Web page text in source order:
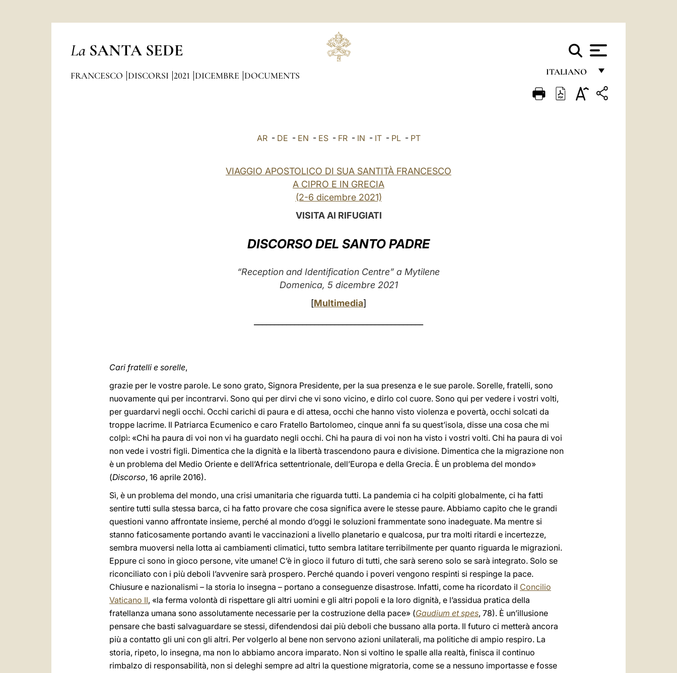
La SANTA SEDE
ITALIANO
FRANÇAIS
FRANCESCO DISCORSI 2021 DICEMBRE DOCUMENTS
AR- DE - EN - ES- FR- IN - IT- PL- PT
VIAGGIO APOSTOLICO DI SUA SANTITÀ FRANCESCO
A CIPRO E IN GRECIA
(2-6 dicembre 2021)
VISITA AI RIFUGIATI
DISCORSO DEL SANTO PADRE
“Reception and Identification Centre” a Mytilene
Domenica, 5 dicembre 2021
[Multimedia]
Cari fratelli e sorelle,
grazie per le vostre parole. Le sono grato, Signora Presidente, per la sua presenza e le sue parole. Sorelle, fratelli, sono
nuovamente qui per incontrarvi. Sono qui per dirvi che vi sono vicino, e dirlo col cuore. Sono qui per vedere i vostri volti,
per guardarvi negli occhi. Occhi carichi di paura e di attesa, occhi che hanno visto violenza e povertà, occhi solcati da
troppe lacrime. Il Patriarca Ecumenico e caro Fratello Bartolomeo, cinque anni fa su quest’isola, disse una cosa che mi
colpì: «Chi ha paura di voi non vi ha guardato negli occhi. Chi ha paura di voi non ha visto i vostri volti. Chi ha paura di voi
non vede i vostri figli. Dimentica che la dignità e la libertà trascendono paura e divisione. Dimentica che la migrazione non
è un problema del Medio Oriente e dell’Africa settentrionale, dell’Europa e della Grecia. È un problema del mondo»
(Discorso, 16 aprile 2016).
Sì, è un problema del mondo, una crisi umanitaria che riguarda tutti. La pandemia ci ha colpiti globalmente, ci ha fatti
sentire tutti sulla stessa barca, ci ha fatto provare che cosa significa avere le stesse paure. Abbiamo capito che le grandi
questioni vanno affrontate insieme, perché al mondo d’oggi le soluzioni frammentate sono inadeguate. Ma mentre si
stanno faticosamente portando avanti le vaccinazioni a livello planetario e qualcosa, pur tra molti ritardi e incertezze,
sembra muoversi nella lotta ai cambiamenti climatici, tutto sembra latitare terribilmente per quanto riguarda le migrazioni.
Eppure ci sono in gioco persone, vite umane! C’è in gioco il futuro di tutti, che sarà sereno solo se sarà integrato. Solo se
riconciliato con i più deboli l’avvenire sarà prospero. Perché quando i poveri vengono respinti si respinge la pace.
Chiusure e nazionalismi – la storia lo insegna – portano a conseguenze disastrose. Infatti, come ha ricordato il Concilio
Vaticano II, «la ferma volontà di rispettare gli altri uomini e gli altri popoli e la loro dignità, e l’assidua pratica della
fratellanza umana sono assolutamente necessarie per la costruzione della pace» (Gaudium et spes, 78). È un’illusione
pensare che basti salvaguardare se stessi, difendendosi dai più deboli che bussano alla porta. Il futuro ci metterà ancora
più a contatto gli uni con gli altri. Per volgerlo al bene non servono azioni unilaterali, ma politiche di ampio respiro. La
storia, ripeto, lo insegna, ma non lo abbiamo ancora imparato. Non si voltino le spalle alla realtà, finisca il continuo
rimbalzo di responsabilità, non si deleghi sempre ad altri la questione migratoria, come se a nessuno importasse e fosse